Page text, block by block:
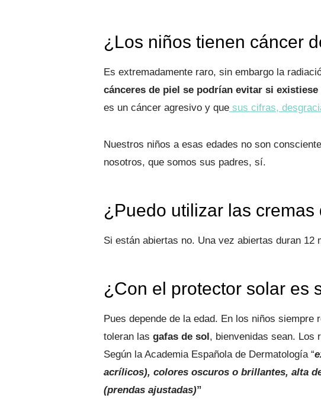
¿Los niños tienen cáncer
Es extremadamente raro, sin embargo la
cánceres de piel se podrían evitar si
es un cáncer agresivo y que sus cifras,
Nuestros niños a esas edades no son
nosotros, que somos sus padres, sí.
¿Puedo utilizar las
Si están abiertas no. Una vez abiertas duran
¿Con el protector solar es
Pues depende de la edad. En los niños siempre
toleran las gafas de sol, bienvenidas sean. Los
Según la Academia Española de Dermatología “
acrílicos), colores oscuros o brillantes, alta
(prendas ajustadas)”